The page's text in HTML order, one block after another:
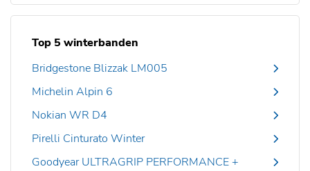
Top 5 winterbanden
Bridgestone Blizzak LM005
Michelin Alpin 6
Nokian WR D4
Pirelli Cinturato Winter
Goodyear ULTRAGRIP PERFORMANCE +